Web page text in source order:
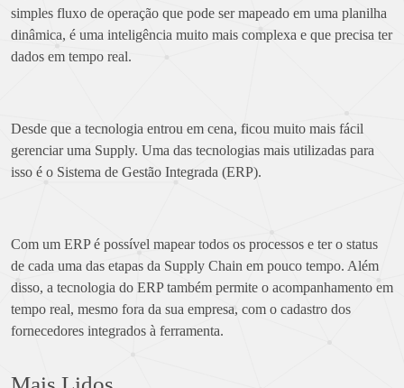
simples fluxo de operação que pode ser mapeado em uma planilha
dinâmica, é uma inteligência muito mais complexa e que precisa ter
dados em tempo real.
Desde que a tecnologia entrou em cena, ficou muito mais fácil
gerenciar uma Supply. Uma das tecnologias mais utilizadas para
isso é o Sistema de Gestão Integrada (ERP).
Com um ERP é possível mapear todos os processos e ter o status
de cada uma das etapas da Supply Chain em pouco tempo. Além
disso, a tecnologia do ERP também permite o acompanhamento em
tempo real, mesmo fora da sua empresa, com o cadastro dos
fornecedores integrados à ferramenta.